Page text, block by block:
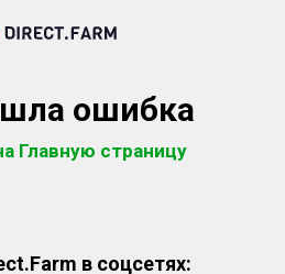
ошибка
Главную страницу
в соцсетях: